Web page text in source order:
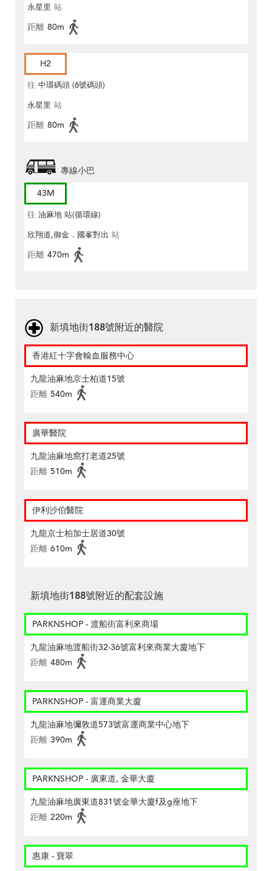
永星里 站
距離 80m
H2
往 中環碼頭 (6號碼頭)
永星里 站
距離 80m
專線小巴
43M
往 油麻地 站(循環線)
欣翔道,御金．國峯對出 站
距離 470m
新填地街188號附近的醫院
香港紅十字會輸血服務中心
九龍油麻地京士柏道15號
距離 540m
廣華醫院
九龍油麻地窩打老道25號
距離 510m
伊利沙伯醫院
九龍京士柏加士居道30號
距離 610m
新填地街188號附近的配套設施
PARKNSHOP - 渡船街富利來商場
九龍油麻地渡船街32-36號富利來商業大廈地下
距離 480m
PARKNSHOP - 富運商業大廈
九龍油麻地彌敦道573號富運商業中心地下
距離 390m
PARKNSHOP - 廣東道, 金華大廈
九龍油麻地廣東道831號金華大廈f及g座地下
距離 220m
惠康 - 寶翠